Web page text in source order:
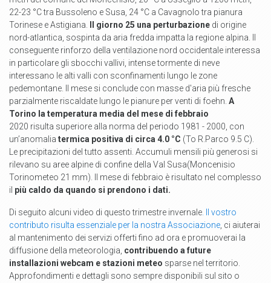
22-23 °C tra Bussoleno e Susa, 24 °C a Cavagnolo tra pianura
Torinese e Astigiana.
Il giorno 25 una perturbazione di origine
nord-atlantica, sospinta da aria fredda impatta la regione alpina. Il
conseguente rinforzo della ventilazione nord occidentale interessa
in particolare gli sbocchi vallivi, intense tormente di neve
interessano le alti valli con sconfinamenti lungo le zone
pedemontane. Il mese si conclude con masse d'aria più fresche
parzialmente riscaldate lungo le pianure per venti di foehn. A
Torino la temperatura media del mese di febbraio
2020 risulta superiore alla norma del periodo 1981 - 2000, con
un’anomalia termica positiva di circa 4.0 °C (To R.Parco 9.5 C).
Le precipitazioni del tutto assenti. Accumuli mensili più generosi si
rilevano su aree alpine di confine della Val Susa(Moncenisio
Torinometeo 21 mm). Il mese di febbraio è risultato nel complesso
il più caldo da quando si prendono i dati.
Di seguito alcuni video di questo trimestre invernale. Il vostro
contributo risulta essenziale per la nostra Associazione, ci aiuterai
al mantenimento dei servizi offerti fino ad ora e promuoverai la
diffusione della meteorologia, contribuendo a future
installazioni webcam e stazioni meteo sparse nel territorio.
Approfondimenti e dettagli sono sempre disponibili sul sito o